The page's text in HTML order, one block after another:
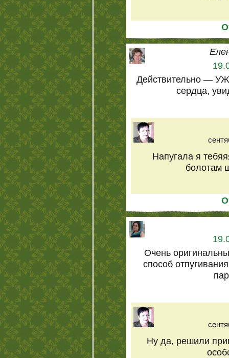
Действительно —
сердца,
Напугала я
болотам
Очень
способ
Ну да, решили